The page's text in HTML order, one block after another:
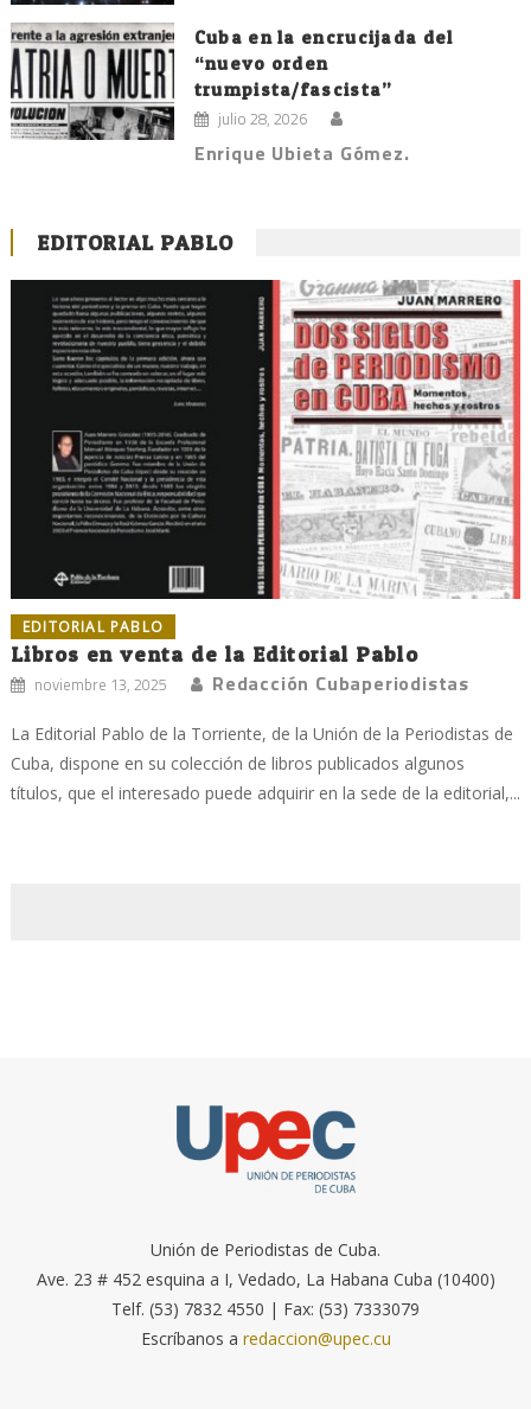
Cuba en la encrucijada del
“nuevo orden
trumpista/fascista”
julio 28, 2026
Enrique Ubieta Gómez.
EDITORIAL PABLO
EDITORIAL PABLO
Libros en venta de la Editorial Pablo
noviembre 13, 2025 Redacción Cubaperiodistas
La Editorial Pablo de la Torriente, de la Unión de la Periodistas de
Cuba, dispone en su colección de libros publicados algunos
títulos, que el interesado puede adquirir en la sede de la editorial,...
Unión de Periodistas de Cuba.
Ave. 23 # 452 esquina a I, Vedado, La Habana Cuba (10400)
Telf. (53) 7832 4550 | Fax: (53) 7333079
Escríbanos a redaccion@upec.cu